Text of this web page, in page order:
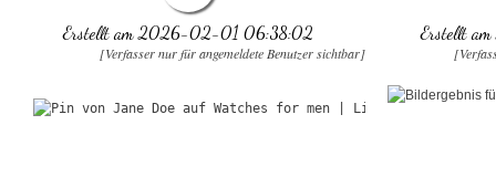
Erstellt am 2026-02-01 06:38:02
[Verfasser nur für angemeldete Benutzer sichtbar]
Erstellt